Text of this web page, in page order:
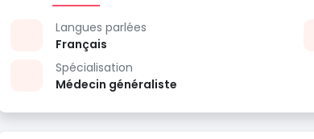
Langues parlées
Français
Spécialisation
Médecin généraliste